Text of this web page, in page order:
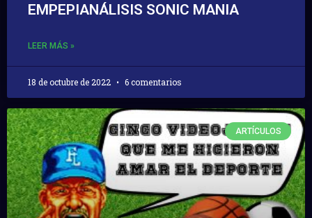
EMPEPIANÁLISIS SONIC MANIA
LEER MÁS »
18 de octubre de 2022 6 comentarios
ARTÍCULOS